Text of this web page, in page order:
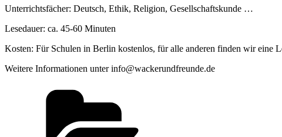
Unterrichtsfächer: Deutsch, Ethik, Religion, Gesellschaftskunde …
Lesedauer: ca. 45-60 Minuten
Kosten: Für Schulen in Berlin kostenlos, für alle anderen finden wir eine
Weitere Informationen unter info@wackerundfreunde.de